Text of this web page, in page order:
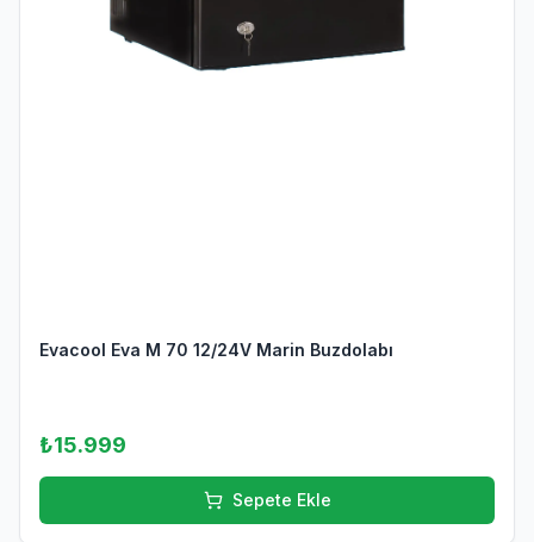
Evacool Eva M 70 12/24V Marin Buzdolabı
₺15.999
Sepete Ekle